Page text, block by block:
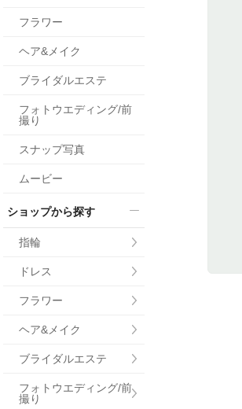
フラワー
ヘア&メイク
ブライダルエステ
フォトウエディング/前
撮り
スナップ写真
ムービー
ショップから探す
指輪
ドレス
フラワー
ヘア&メイク
ブライダルエステ
フォトウエディング/前
撮り